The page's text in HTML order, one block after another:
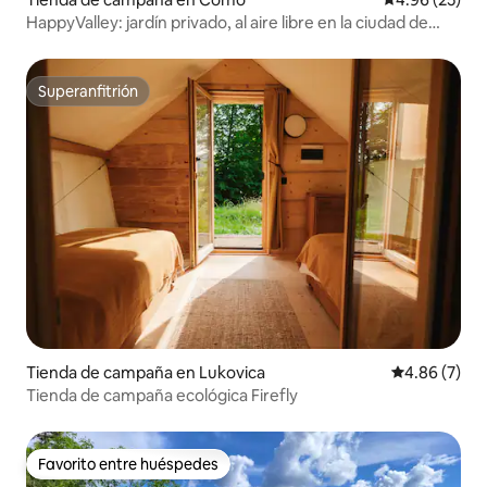
HappyValley: jardín privado, al aire libre en la ciudad de
Superanfitrión
Superanfitrión
Tienda de campaña en Lukovica Calificación
4.86 (7)
Tienda de campaña ecológica Firefly
Favorito entre huéspedes
Favorito entre huéspedes